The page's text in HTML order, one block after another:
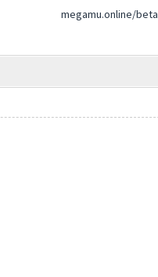
megamu.online/beta